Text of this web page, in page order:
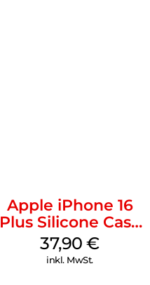
Apple iPhone 16
Plus Silicone Case
MagSafe Lake
Green
37,90€
inkl. MwSt.